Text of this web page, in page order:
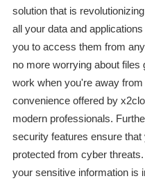
solution that is
all your data and
you to access them from
no more worrying about files
work when you're away
convenience offered by
modern professionals.
security features ensure
protected from cyber
your sensitive information is